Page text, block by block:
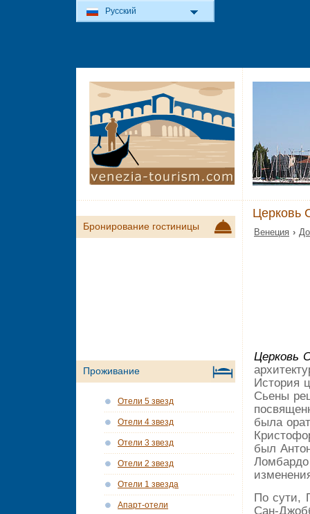
Церковь
Венеция ›
Церковь
История
Сьены
была
был
Ломбардо
По сути,
Сан-
Бронирование гостиницы
Проживание
Отели 5 звезд
Отели 4 звезд
Отели 3 звезд
Отели 2 звезд
Отели 1 звезда
Апарт-отели
Русский